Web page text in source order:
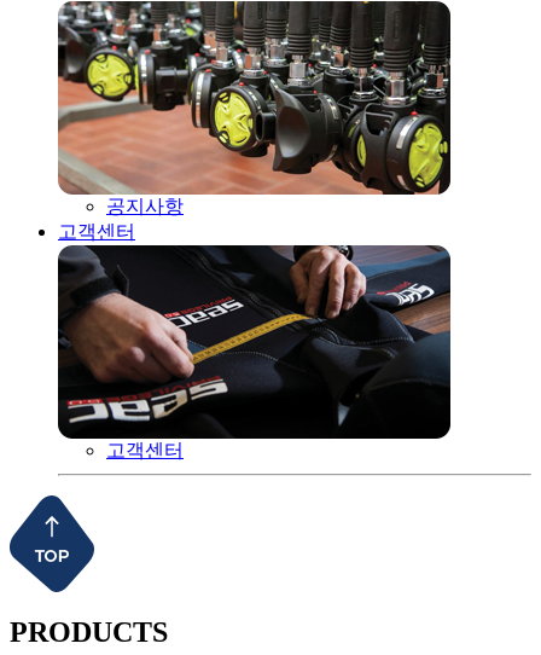
공지사항
고객센터
고객센터
PRODUCTS